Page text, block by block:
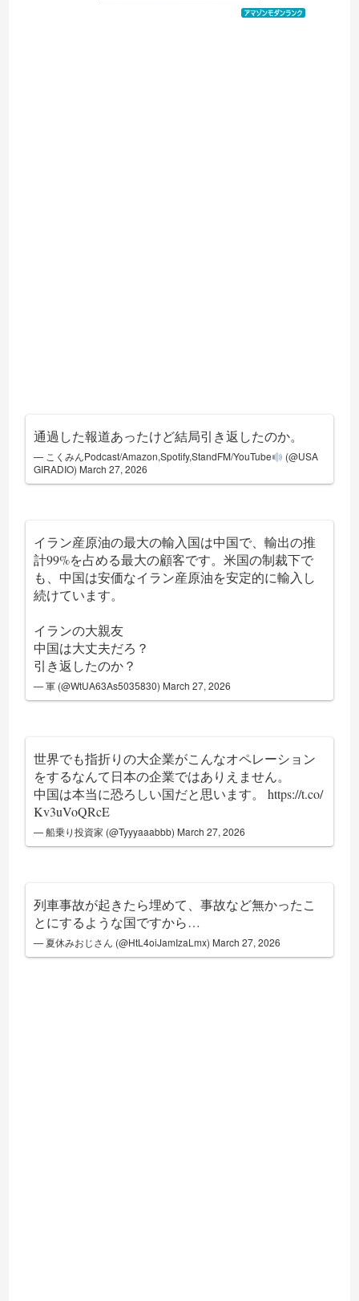
価格：¥100
通過した報道あったけど結局引き返したのか。
— こくみんPodcast/Amazon,Spotify,StandFM/YouTube
(@USA
GIRADIO) March 27, 2026
イラン産原油の最大の輸入国は中国で、輸出の推
計99%を占める最大の顧客です。米国の制裁下で
も、中国は安価なイラン産原油を安定的に輸入し
続けています。
イランの大親友
中国は大丈夫だろ？
引き返したのか？
— 軍 (@WtUA63As5035830) March 27, 2026
世界でも指折りの大企業がこんなオペレーション
をするなんて日本の企業ではありえません。
中国は本当に恐ろしい国だと思います。https://t.co/
Kv3uVoQRcE
— 船乗り投資家 (@Tyyyaaabbb) March 27, 2026
列車事故が起きたら埋めて、事故など無かったこ
とにするような国ですから…
— 夏休みおじさん (@HtL4oiJamIzaLmx) March 27, 2026